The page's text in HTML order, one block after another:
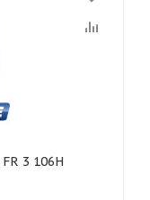
FR 3 106H